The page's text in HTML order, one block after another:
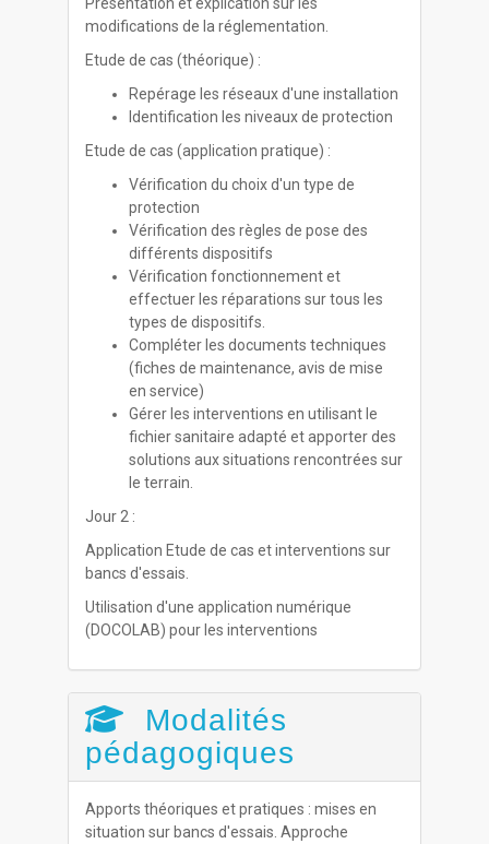
modifications de la réglementation.
Etude de cas (théorique) :
Repérage les réseaux d'une installation
Identification les niveaux de protection
Etude de cas (application pratique) :
Vérification du choix d'un type de
protection
Vérification des règles de pose des
différents dispositifs
Vérification fonctionnement et
effectuer les réparations sur tous les
types de dispositifs.
Compléter les documents techniques
(fiches de maintenance, avis de mise
en service)
Gérer les interventions en utilisant le
fichier sanitaire adapté et apporter des
solutions aux situations rencontrées sur
le terrain.
Jour 2 :
Application Etude de cas et interventions sur
bancs d'essais.
Utilisation d'une application numérique
(DOCOLAB) pour les interventions
Modalités
pédagogiques
Apports théoriques et pratiques : mises en
situation sur bancs d'essais. Approche